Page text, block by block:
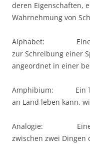
deren Eigenschaften,
Wahrnehmung von
Alphabet: Eine
zur Schreibung einer
angeordnet in einer
Amphibium: Ein
an Land leben kann,
Analogie: Eine
zwischen zwei Dingen